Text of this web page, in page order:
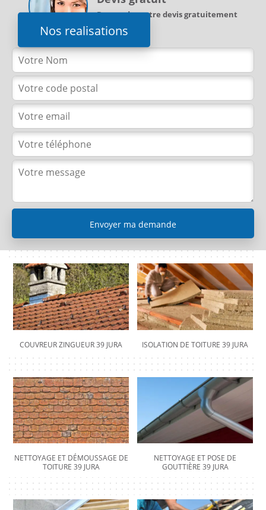
Nos realisations
Demandez votre devis gratuitement
COUVREUR ZINGUEUR 39 JURA ISOLATION DE TOITURE 39 JURA
NETTOYAGE ET DÉMOUSSAGE DE
TOITURE 39 JURA
NETTOYAGE ET POSE DE
GOUTTIÈRE 39 JURA